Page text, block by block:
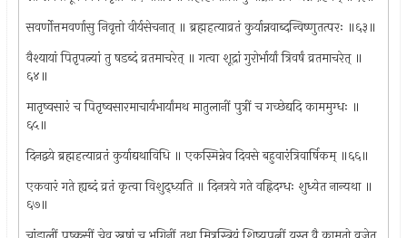
सवर्णोत्तमवर्णासु निवृत्तो वीर्यसेचनात् ॥ ब्रह्महत्याव्रतं कुर्यान्नवाब्दन्विष्णुतत्परः ॥६३॥
वैश्यायां पितृपत्न्यां तु षडब्दं व्रतमाचरेत् ॥ गत्वा शूद्रां गुरोर्भार्यां त्रिवर्षं व्रतमाचरेत् ॥
६४॥
मातृष्वसारं च पितृष्वसारमाचार्यभार्यांमथ मातुलानीं पुत्रीं च गच्छेद्यदि काममुग्धः ॥
६५॥
दिनद्वये ब्रह्महत्याव्रतं कुर्याद्यथाविधि ॥ एकस्मिन्नेव दिवसे बहुवारंत्रिवार्षिकम् ॥६६॥
एकवारं गते ह्यब्दं व्रतं कृत्वा विशुद्ध्य़ति ॥ दिनत्रये गते वह्निदग्धः शुध्येत नान्यथा ॥
६७॥